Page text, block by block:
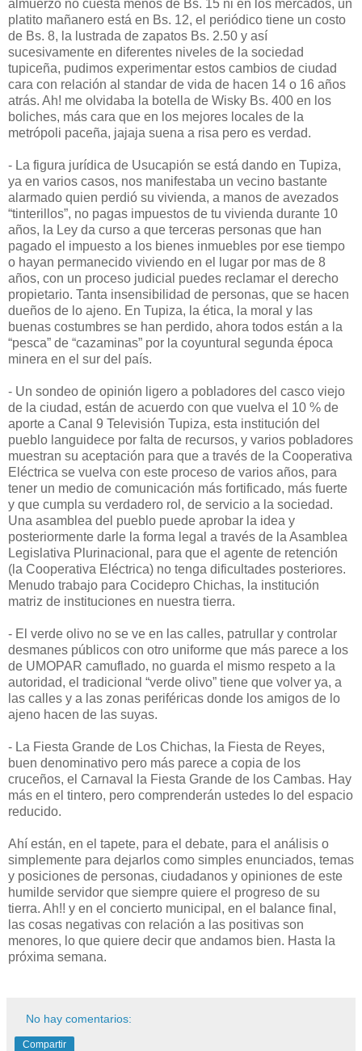
almuerzo no cuesta menos de Bs. 15 ni en los mercados, un
platito mañanero está en Bs. 12, el periódico tiene un costo
de Bs. 8, la lustrada de zapatos Bs. 2.50 y así
sucesivamente en diferentes niveles de la sociedad
tupiceña, pudimos experimentar estos cambios de ciudad
cara con relación al standar de vida de hacen 14 o 16 años
atrás. Ah! me olvidaba la botella de Wisky Bs. 400 en los
boliches, más cara que en los mejores locales de la
metrópoli paceña, jajaja suena a risa pero es verdad.
- La figura jurídica de Usucapión se está dando en Tupiza,
ya en varios casos, nos manifestaba un vecino bastante
alarmado quien perdió su vivienda, a manos de avezados
“tinterillos”, no pagas impuestos de tu vivienda durante 10
años, la Ley da curso a que terceras personas que han
pagado el impuesto a los bienes inmuebles por ese tiempo
o hayan permanecido viviendo en el lugar por mas de 8
años, con un proceso judicial puedes reclamar el derecho
propietario. Tanta insensibilidad de personas, que se hacen
dueños de lo ajeno. En Tupiza, la ética, la moral y las
buenas costumbres se han perdido, ahora todos están a la
“pesca” de “cazaminas” por la coyuntural segunda época
minera en el sur del país.
- Un sondeo de opinión ligero a pobladores del casco viejo
de la ciudad, están de acuerdo con que vuelva el 10 % de
aporte a Canal 9 Televisión Tupiza, esta institución del
pueblo languidece por falta de recursos, y varios pobladores
muestran su aceptación para que a través de la Cooperativa
Eléctrica se vuelva con este proceso de varios años, para
tener un medio de comunicación más fortificado, más fuerte
y que cumpla su verdadero rol, de servicio a la sociedad.
Una asamblea del pueblo puede aprobar la idea y
posteriormente darle la forma legal a través de la Asamblea
Legislativa Plurinacional, para que el agente de retención
(la Cooperativa Eléctrica) no tenga dificultades posteriores.
Menudo trabajo para Cocidepro Chichas, la institución
matriz de instituciones en nuestra tierra.
- El verde olivo no se ve en las calles, patrullar y controlar
desmanes públicos con otro uniforme que más parece a los
de UMOPAR camuflado, no guarda el mismo respeto a la
autoridad, el tradicional “verde olivo” tiene que volver ya, a
las calles y a las zonas periféricas donde los amigos de lo
ajeno hacen de las suyas.
- La Fiesta Grande de Los Chichas, la Fiesta de Reyes,
buen denominativo pero más parece a copia de los
cruceños, el Carnaval la Fiesta Grande de los Cambas. Hay
más en el tintero, pero comprenderán ustedes lo del espacio
reducido.
Ahí están, en el tapete, para el debate, para el análisis o
simplemente para dejarlos como simples enunciados, temas
y posiciones de personas, ciudadanos y opiniones de este
humilde servidor que siempre quiere el progreso de su
tierra. Ah!! y en el concierto municipal, en el balance final,
las cosas negativas con relación a las positivas son
menores, lo que quiere decir que andamos bien. Hasta la
próxima semana.
No hay comentarios:
Compartir